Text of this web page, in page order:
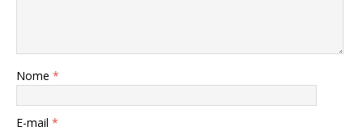
Nome *
E-mail *